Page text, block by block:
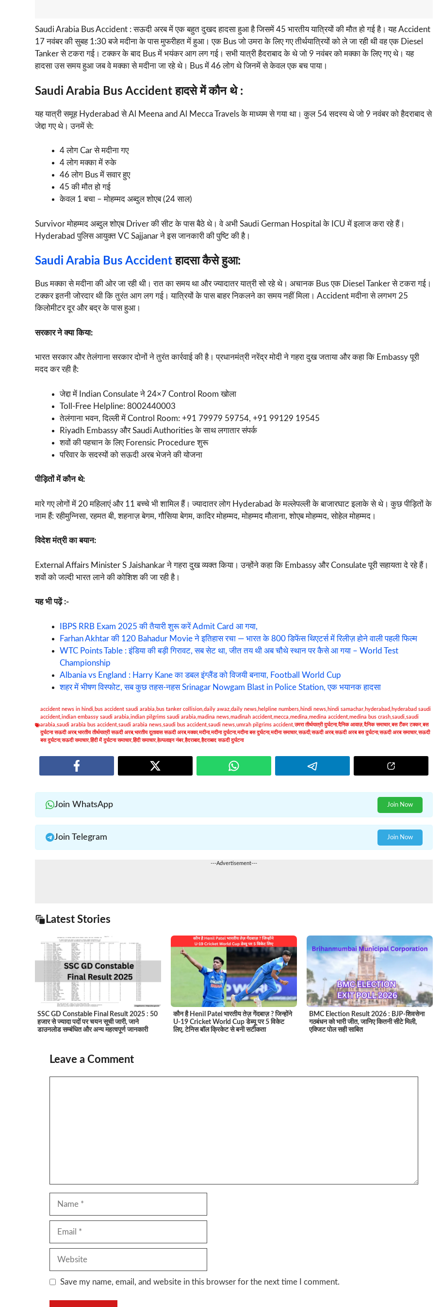
Saudi Arabia Bus Accident : सऊदी अरब में एक बहुत दुखद हादसा हुआ है जिसमें 45 भारतीय यात्रियों की मौत हो गई है। यह Accident
17 नवंबर की सुबह 1:30 बजे मदीना के पास मुफरीहत में हुआ। एक Bus जो उमरा के लिए गए तीर्थयात्रियों को ले जा रही थी वह एक Diesel
Tanker से टकरा गई। टक्कर के बाद Bus में भयंकर आग लग गई। सभी यात्री हैदराबाद के थे जो 9 नवंबर को मक्का के लिए गए थे। यह
हादसा उस समय हुआ जब वे मक्का से मदीना जा रहे थे। Bus में 46 लोग थे जिनमें से केवल एक बच पाया।
Saudi Arabia Bus Accidentहादसे में कौन थे :
यह यात्री समूह Hyderabad से Al Meena and Al Mecca Travels के माध्यम से गया था। कुल 54 सदस्य थे जो 9 नवंबर को हैदराबाद से
जेद्दा गए थे। उनमें से:
4 लोग Car से मदीना गए
4 लोग मक्का में रुके
46 लोग Bus में सवार हुए
45 की मौत हो गई
केवल 1 बचा – मोहम्मद अब्दुल शोएब (24 साल)
Survivor मोहम्मद अब्दुल शोएब Driver की सीट के पास बैठे थे। वे अभी Saudi German Hospital के ICU में इलाज करा रहे हैं।
Hyderabad पुलिस आयुक्त VC Sajjanar ने इस जानकारी की पुष्टि की है।
Saudi Arabia Bus Accident हादसा कैसे हुआ:
Bus मक्का से मदीना की ओर जा रही थी। रात का समय था और ज्यादातर यात्री सो रहे थे। अचानक Bus एक Diesel Tanker से टकरा गई।
टक्कर इतनी जोरदार थी कि तुरंत आग लग गई। यात्रियों के पास बाहर निकलने का समय नहीं मिला। Accident मदीना से लगभग 25
किलोमीटर दूर और बद्र के पास हुआ।
सरकार ने क्या किया:
भारत सरकार और तेलंगाना सरकार दोनों ने तुरंत कार्रवाई की है। प्रधानमंत्री नरेंद्र मोदी ने गहरा दुख जताया और कहा कि Embassy पूरी
मदद कर रही है:
जेद्दा में Indian Consulate ने 24×7 Control Room खोला
Toll-Free Helpline: 8002440003
तेलंगाना भवन, दिल्ली में Control Room: +91 79979 59754, +91 99129 19545
Riyadh Embassy और Saudi Authorities के साथ लगातार संपर्क
शवों की पहचान के लिए Forensic Procedure शुरू
परिवार के सदस्यों को सऊदी अरब भेजने की योजना
पीड़ितों में कौन थे:
मारे गए लोगों में 20 महिलाएं और 11 बच्चे भी शामिल हैं। ज्यादातर लोग Hyderabad के मल्लेपल्ली के बाजारघाट इलाके से थे। कुछ पीड़ितों के
नाम हैं: रहीमुन्निसा, रहमत बी, शहनाज़ बेगम, गौसिया बेगम, कादिर मोहम्मद, मोहम्मद मौलाना, शोएब मोहम्मद, सोहेल मोहम्मद।
विदेश मंत्री का बयान:
External Affairs Minister S Jaishankar ने गहरा दुख व्यक्त किया। उन्होंने कहा कि Embassy और Consulate पूरी सहायता दे रहे हैं।
शवों को जल्दी भारत लाने की कोशिश की जा रही है।
यह भी पढ़ें :-
IBPS RRB Exam 2025 की तैयारी शुरू करें Admit Card आ गया,
Farhan Akhtar की 120 Bahadur Movie ने इतिहास रचा — भारत के 800 डिफेंस थिएटर्स में रिलीज़ होने वाली पहली फिल्म
WTC Points Table : इंडिया की बड़ी गिरावट, सब सेट था, जीत तय थी अब चौथे स्थान पर कैसे आ गया – World Test
Championship
Albania vs England : Harry Kane का डबल इंग्लैंड को विजयी बनाया, Football World Cup
शहर में भीषण विस्फोट, सब कुछ तहस-नहस Srinagar Nowgam Blast in Police Station, एक भयानक हादसा
accident news in hindi,bus accident saudi arabia,bus tanker collision,daily awaz,daily news, helpline numbers, hindi news, hindi samachar, hyderabad, hyderabad saudi
accident,indian embassy saudi arabia,indian pilgrims saudi arabia,madina news,madinah accident,mecca,medina,medina accident,medina bus crash,saudi,saudi
arabia,saudi arabia bus accident,saudi arabia news,saudi bus accident,saudi news,umrah pilgrims accident,उमरा तीर्थयात्री दुर्घटना,दैनिक आवाज़,दैनिक समाचार,बस टैंकर टक्कर,बस
दुर्घटना सऊदी अरब,भारतीय तीर्थयात्री सऊदी अरब,भारतीय दूतावास सऊदी अरब,मक्का,मदीना,मदीना दुर्घटना,मदीना बस दुर्घटना,मदीना समाचार,सऊदी,सऊदी अरब,सऊदी अरब बस दुर्घटना,सऊदी अरब समाचार,सऊदी
बस दुर्घटना,सऊदी समाचार,हिंदी में दुर्घटना समाचार,हिंदी समाचार,हेल्पलाइन नंबर,हैदराबाद,हैदराबाद सऊदी दुर्घटना
Join WhatsApp Join Now
Join Telegram Join Now
---Advertisement---
Latest Stories
SSC GD Constable Final Result 2025 : 50
हजार से ज्यादा पदों पर चयन सूची जारी, जाने
डाउनलोड सम्बंधित और अन्य महत्वपूर्ण जानकारी
कौन है Henil Patel भारतीय तेज़ गेंदबाज़ ? जिन्होंने
U-19 Cricket World Cup डेब्यू पर 5 विकेट
लिए, टेनिस बॉल क्रिकेट से बनी सटीकता
BMC Election Result 2026 : BJP-शिवसेना
गठबंधन को भारी जीत, जानिए कितनी सीटे मिली,
एक्जिट पोल सही साबित
Leave a Comment
Save my name, email, and website in this browser for the next time I comment.